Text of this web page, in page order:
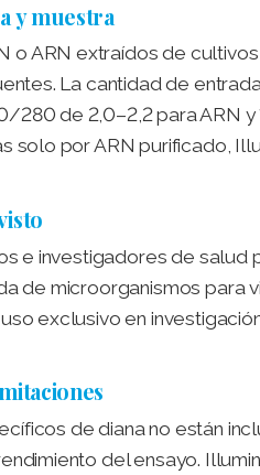
y muestra
o ARN extraídos de
La cantidad de
280 de 2,0–2,2 para ARN
solo por ARN purificado,
e investigadores de
de microorganismos para
exclusivo en
de diana no están
del ensayo.